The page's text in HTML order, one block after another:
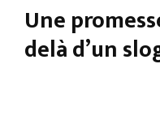
Une
delà d’un